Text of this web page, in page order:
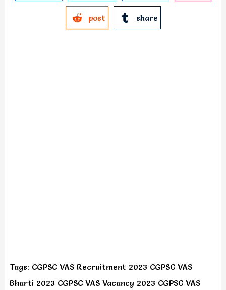
post share
Tags: CGPSC VAS Recruitment 2023 CGPSC VAS
Bharti 2023 CGPSC VAS Vacancy 2023 CGPSC VAS